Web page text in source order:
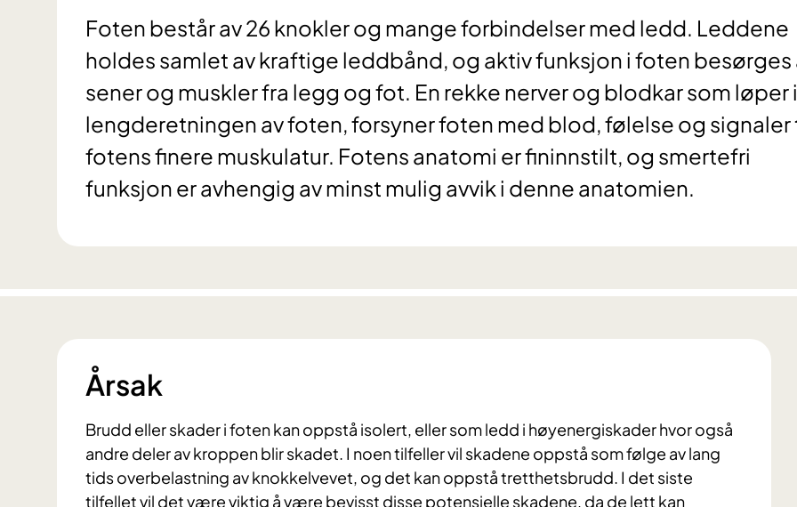
Foten består av 26 knokler og mange forbindelser med ledd. Leddene
holdes samlet av kraftige leddbånd, og aktiv funksjon i foten besørges
sener og muskler fra legg og fot. En rekke nerver og blodkar som løper i
lengderetningen av foten, forsyner foten med blod, følelse og signaler
fotens finere muskulatur. Fotens anatomi er fininnstilt, og smertefri
funksjon er avhengig av minst mulig avvik i denne anatomien.
Årsak
Brudd eller skader i foten kan oppstå isolert, eller som ledd i høyenergiskader hvor også
andre deler av kroppen blir skadet. I noen tilfeller vil skadene oppstå som følge av lang
tids overbelastning av knokkelvevet, og det kan oppstå tretthetsbrudd. I det siste
tilfellet vil det være viktig å være bevisst disse potensielle skadene, da de lett kan